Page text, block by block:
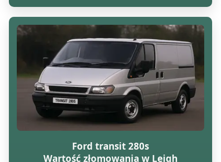
Ford transit 280s
Wartość złomowania w Leigh